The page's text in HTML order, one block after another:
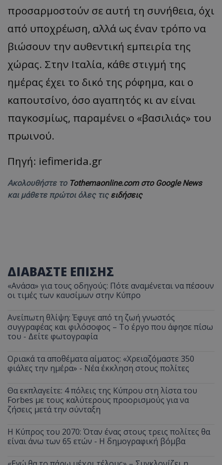
προσαρμοστούν σε αυτή τη συνήθεια, όχι
από υποχρέωση, αλλά ως έναν τρόπο να
βιώσουν την αυθεντική εμπειρία της
χώρας. Στην Ιταλία, κάθε στιγμή της
ημέρας έχει το δικό της ρόφημα, και ο
καπουτσίνο, όσο αγαπητός κι αν είναι
παγκοσμίως, παραμένει ο «βασιλιάς» του
πρωινού.
Πηγή: iefimerida.gr
Ακολουθήστε το Tothemaonline.com στο Google News
και μάθετε πρώτοι όλες τις ειδήσεις
ΔΙΑΒΑΣΤΕ ΕΠΙΣΗΣ
«Ανάσα» για τους οδηγούς: Πότε αναμένεται να πέσουν
οι τιμές των καυσίμων στην Κύπρο
Ανείπωτη θλίψη: Έφυγε από τη ζωή γνωστός
συγγραφέας και φιλόσοφος – Το έργο που άφησε πίσω
του - Δείτε φωτογραφία
Οριακά τα αποθέματα αίματος: «Χρειαζόμαστε 350
φιάλες την ημέρα» - Νέα έκκληση στους πολίτες
Θα εκπλαγείτε: 4 πόλεις της Κύπρου στη λίστα του
Forbes με τους καλύτερους προορισμούς για να
ζήσεις μετά την σύνταξη
Η Κύπρος του 2070: Όταν ένας στους τρεις πολίτες θα
είναι άνω των 65 ετών - Η δημογραφική βόμβα